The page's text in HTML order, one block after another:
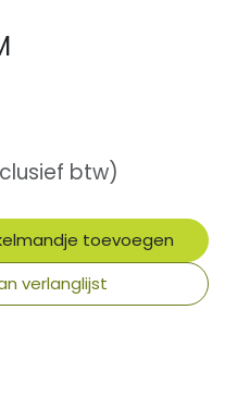
btw)
toevoegen
verlanglijst